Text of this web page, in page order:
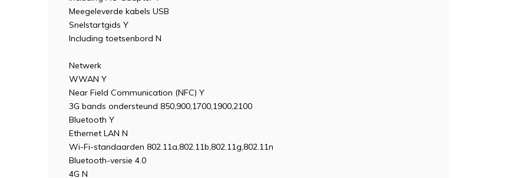
Meegeleverde kabels USB
Snelstartgids Y
Including toetsenbord N
Netwerk
WWAN Y
Near Field Communication (NFC) Y
3G bands ondersteund 850,900,1700,1900,2100
Bluetooth Y
Ethernet LAN N
Wi-Fi-standaarden 802.11a,802.11b,802.11g,802.11n
Bluetooth-versie 4.0
4G N